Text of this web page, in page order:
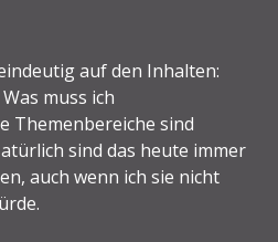
auf den Inhalten:
muss ich
Themenbereiche sind
sind das heute immer
auch wenn ich sie nicht